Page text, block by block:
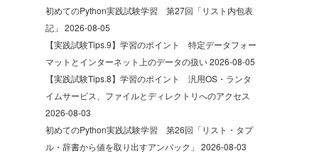
初めてのPython実践試験学習 第27回「リスト内包表
記」 2026-08-05
【実践試験Tips.9】学習のポイント 特定データフォー
マットとインターネット上のデータの扱い2026-08-05
【実践試験Tips.8】学習のポイント 汎用OS・ランタ
イムサービス、ファイルとディレクトリへのアクセス
2026-08-03
初めてのPython実践試験学習 第26回「リスト・タプ
ル・辞書から値を取り出すアンパック」 2026-08-03